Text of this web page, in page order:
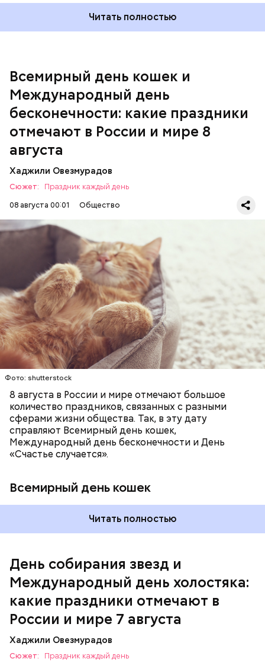
Читать полностью
Всемирный день кошек и
Международный день
бесконечности: какие праздники
отмечают в России и мире 8
августа
Хаджили Овезмурадов
Сюжет:
Праздник каждый день
08 августа 00:01
Общество
Фото: shutterstock
8 августа в России и мире отмечают большое
количество праздников, связанных с разными
сферами жизни общества. Так, в эту дату
справляют Всемирный день кошек,
Международный день бесконечности и День
«Счастье случается».
Всемирный день кошек
Инициатором Всемирного дня кошек в 2002 году
стал международный фонд Animal Welfare. В этот
праздник котам демонстрируют свою любовь и
почитание. Можно купить своему питомцу его
любимое лакомство или новую игрушку. В
некоторых странах в эту дату открываются
специальные парки для выгуливания котов,
кошачьи магазины и другие заведения.
Международный день бесконечности
Читать полностью
ПРАЗДНИКИ ЖИВОТНЫЕ
МАТЕМАТИКА
КОШКИ
ПСИХОЛОГИЯ
День собирания звезд и
Международный день холостяка:
какие праздники отмечают в
России и мире 7 августа
Хаджили Овезмурадов
Сюжет:
Праздник каждый день
Международный день холостяка
В Международный день холостяка все мужчины
без пары видятся со своими друзьями, устраивают
вечеринки, играют в видеоигры и проводят время,
наслаждаясь свободой и независимостью, пока
это возможно, ведь может быть и так, что через год
они уже не будут холостяками.
День малины со сливками